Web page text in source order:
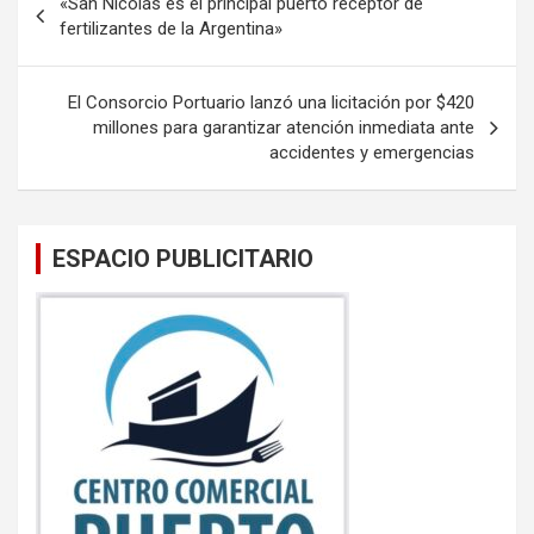
o
o
k
A
p
p
de
entradas
fertilizantes de la Argentina»
El Consorcio Portuario lanzó una licitación por $420
millones para garantizar atención inmediata ante
accidentes y emergencias
ESPACIO PUBLICITARIO